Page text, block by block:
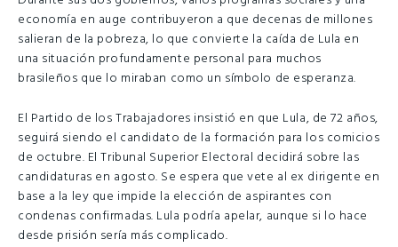
economía en auge contribuyeron a que decenas de millones
salieran de la pobreza, lo que convierte la caída de Lula en
una situación profundamente personal para muchos
brasileños que lo miraban como un símbolo de esperanza.
El Partido de los Trabajadores insistió en que Lula, de 72 años,
seguirá siendo el candidato de la formación para los comicios
de octubre. El Tribunal Superior Electoral decidirá sobre las
candidaturas en agosto. Se espera que vete al ex dirigente en
base a la ley que impide la elección de aspirantes con
condenas confirmadas. Lula podría apelar, aunque si lo hace
desde prisión sería más complicado.